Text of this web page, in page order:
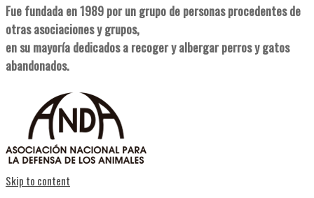
Fue fundada en 1989 por un grupo de personas procedentes de
otras asociaciones y grupos,
en su mayoría dedicados a recoger y albergar perros y gatos
abandonados.
Skip to content